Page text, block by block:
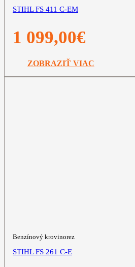
STIHL FS 411 C-EM
1 099,00€
ZOBRAZIŤ VIAC
Benzínový krovinorez
STIHL FS 261 C-E